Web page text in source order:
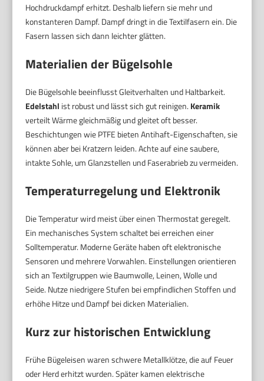
Hochdruckdampf erhitzt. Deshalb liefern sie mehr und
konstanteren Dampf. Dampf dringt in die Textilfasern ein. Die
Fasern lassen sich dann leichter glätten.
Materialien der Bügelsohle
Die Bügelsohle beeinflusst Gleitverhalten und Haltbarkeit.
Edelstahl ist robust und lässt sich gut reinigen. Keramik
verteilt Wärme gleichmäßig und gleitet oft besser.
Beschichtungen wie PTFE bieten Antihaft-Eigenschaften, sie
können aber bei Kratzern leiden. Achte auf eine saubere,
intakte Sohle, um Glanzstellen und Faserabrieb zu vermeiden.
Temperaturregelung und Elektronik
Die Temperatur wird meist über einen Thermostat geregelt.
Ein mechanisches System schaltet bei erreichen einer
Solltemperatur. Moderne Geräte haben oft elektronische
Sensoren und mehrere Vorwahlen. Einstellungen orientieren
sich an Textilgruppen wie Baumwolle, Leinen, Wolle und
Seide. Nutze niedrigere Stufen bei empfindlichen Stoffen und
erhöhe Hitze und Dampf bei dicken Materialien.
Kurz zur historischen Entwicklung
Frühe Bügeleisen waren schwere Metallklötze, die auf Feuer
oder Herd erhitzt wurden. Später kamen elektrische